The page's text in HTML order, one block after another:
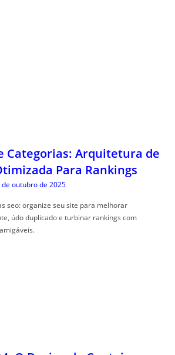
Categorias: Arquitetura de
Para Rankings
de outubro de 2025
seo: organize seu site para melhorar
údo duplicado e turbinar rankings com